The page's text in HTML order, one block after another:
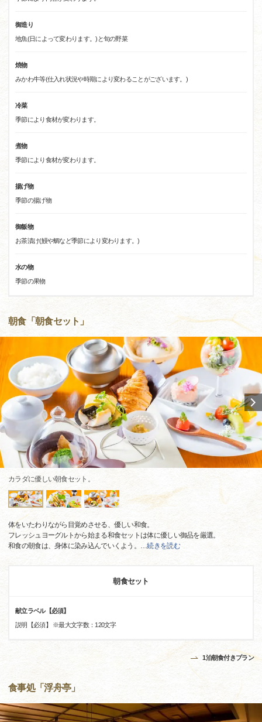
御造り
地魚(日によって変わります。)と旬の野菜
焼物
みかわ牛等(仕入れ状況や時期により変わることがございます。)
冷菜
季節により食材が変わります。
煮物
季節により食材が変わります。
揚げ物
季節の揚げ物
御飯物
お茶漬け(鰻や鯛など季節により変わります。)
水の物
季節の果物
朝食「朝食セット」
カラダに優しい朝食セット。
体をいたわりながら目覚めさせる、優しい和食。
フレッシュヨーグルトから始まる和食セットは体に優しい御品を厳選。
和食の朝食は、身体に染み込んでいくよう。 …続きを読む
朝食セット
献立ラベル【必須】
説明【必須】 ※最大文字数：120文字
1泊朝食付きプラン
食事処「浮舟亭」